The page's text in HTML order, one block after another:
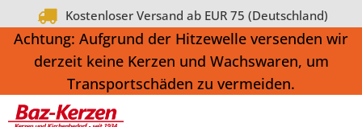
Kostenloser Versand ab EUR 75 (Deutschland)
Achtung: Aufgrund der Hitzewelle versenden wir
derzeit keine Kerzen und Wachswaren, um
Transportschäden zu vermeiden.